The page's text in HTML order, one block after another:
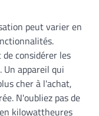
peut varier en
considérer les
appareil qui
cher à l'achat,
N'oubliez pas de
kilowattheures